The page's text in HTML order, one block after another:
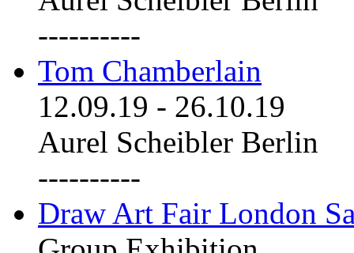
----------
Tom Chamberlain
12.09.19 - 26.10.19
Aurel Scheibler Berlin
----------
Draw Art Fair London